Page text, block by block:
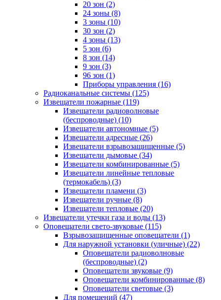
20 зон (2)
24 зоны (8)
3 зоны (10)
30 зон (2)
4 зоны (13)
5 зон (6)
8 зон (14)
9 зон (3)
96 зон (1)
Приборы управления (16)
Радиоканальные системы (125)
Извещатели пожарные (119)
Извещатели радиоволновые
(беспроводные) (10)
Извещатели автономные (5)
Извещатели адресные (26)
Извещатели взрывозащищенные (5)
Извещатели дымовые (34)
Извещатели комбинированные (5)
Извещатели линейные тепловые
(термокабель) (3)
Извещатели пламени (3)
Извещатели ручные (8)
Извещатели тепловые (20)
Извещатели утечки газа и воды (13)
Оповещатели свето-звуковые (115)
Взрывозащищенные оповещатели (1)
Для наружной установки (уличные) (22)
Оповещатели радиоволновые
(беспроводные) (2)
Оповещатели звуковые (9)
Оповещатели комбинированные (8)
Оповещатели световые (3)
Для помещений (47)